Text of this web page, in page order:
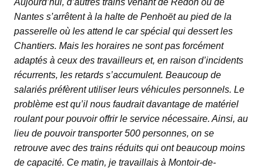
Nantes s’arrêtent à la halte de Penhoët au pied de la
passerelle où les attend le car spécial qui dessert les
Chantiers. Mais les horaires ne sont pas forcément
adaptés à ceux des travailleurs et, en raison d’incidents
récurrents, les retards s’accumulent. Beaucoup de
salariés préfèrent utiliser leurs véhicules personnels. Le
problème est qu’il nous faudrait davantage de matériel
roulant pour pouvoir offrir le service nécessaire. Ainsi, au
lieu de pouvoir transporter 500 personnes, on se
retrouve avec des trains réduits qui ont beaucoup moins
de capacité. Ce matin, je travaillais à Montoir-de-